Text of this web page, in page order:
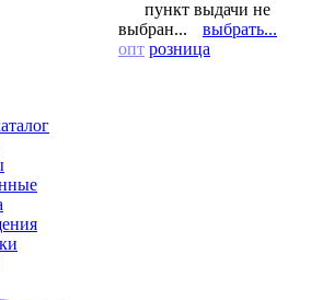
пункт выдачи не
выбран...
выбрать...
опт розница